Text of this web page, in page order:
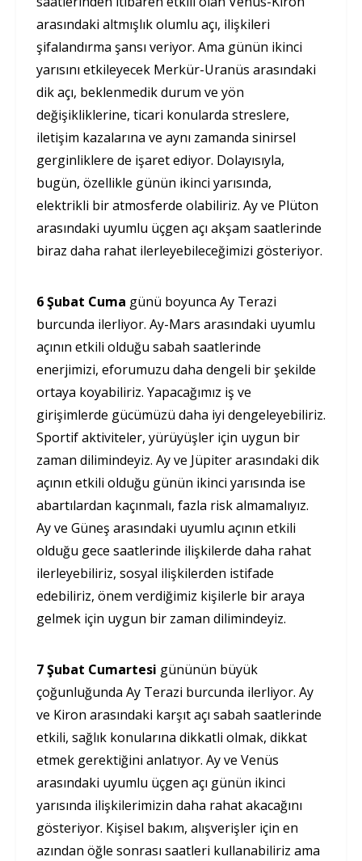
arasındaki altmışlık olumlu açı, ilişkileri
şifalandırma şansı veriyor. Ama günün ikinci
yarısını etkileyecek Merkür-Uranüs arasındaki
dik açı, beklenmedik durum ve yön
değişikliklerine, ticari konularda streslere,
iletişim kazalarına ve aynı zamanda sinirsel
gerginliklere de işaret ediyor. Dolayısıyla,
bugün, özellikle günün ikinci yarısında,
elektrikli bir atmosferde olabiliriz. Ay ve Plüton
arasındaki uyumlu üçgen açı akşam saatlerinde
biraz daha rahat ilerleyebileceğimizi gösteriyor.
6 Şubat Cuma günü boyunca Ay Terazi
burcunda ilerliyor. Ay-Mars arasındaki uyumlu
açının etkili olduğu sabah saatlerinde
enerjimizi, eforumuzu daha dengeli bir şekilde
ortaya koyabiliriz. Yapacağımız iş ve
girişimlerde gücümüzü daha iyi dengeleyebiliriz.
Sportif aktiviteler, yürüyüşler için uygun bir
zaman dilimindeyiz. Ay ve Jüpiter arasındaki dik
açının etkili olduğu günün ikinci yarısında ise
abartılardan kaçınmalı, fazla risk almamalıyız.
Ay ve Güneş arasındaki uyumlu açının etkili
olduğu gece saatlerinde ilişkilerde daha rahat
ilerleyebiliriz, sosyal ilişkilerden istifade
edebiliriz, önem verdiğimiz kişilerle bir araya
gelmek için uygun bir zaman dilimindeyiz.
7 Şubat Cumartesi gününün büyük
çoğunluğunda Ay Terazi burcunda ilerliyor. Ay
ve Kiron arasındaki karşıt açı sabah saatlerinde
etkili, sağlık konularına dikkatli olmak, dikkat
etmek gerektiğini anlatıyor. Ay ve Venüs
arasındaki uyumlu üçgen açı günün ikinci
yarısında ilişkilerimizin daha rahat akacağını
gösteriyor. Kişisel bakım, alışverişler için en
azından öğle sonrası saatleri kullanabiliriz ama